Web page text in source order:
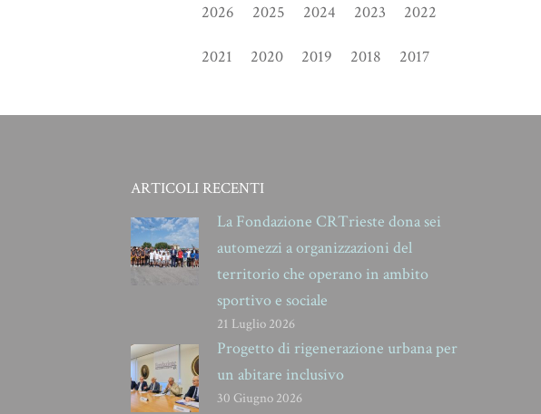
2026 2025 2024 2023 2022
2021 2020 2019 2018 2017
ARTICOLI RECENTI
La Fondazione CRTrieste dona sei
automezzi a organizzazioni del
territorio che operano in ambito
sportivo e sociale
21 Luglio 2026
Progetto di rigenerazione urbana per
un abitare inclusivo
30 Giugno 2026